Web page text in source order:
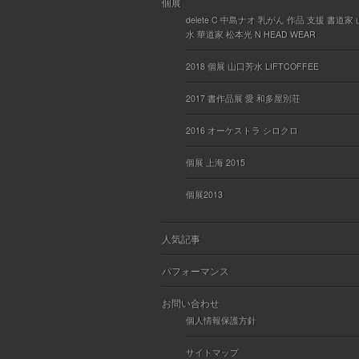
delete C 中島ナオ 乳がん 作品 支援 書道家
水 華道家 松本光 N HEAD WEAR
2018 個展 山口芳水 LIFTCOFFEE
2017 書作品展 愛 和多屋別荘
2016 オーケストラ シロクロ
個展 上海 2015
個展2013
人気記事
パフォーマンス
お問い合わせ
個人情報保護方針
サイトマップ